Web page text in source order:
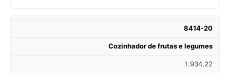
8414-20
Cozinhador de frutas e legumes
1.934,22